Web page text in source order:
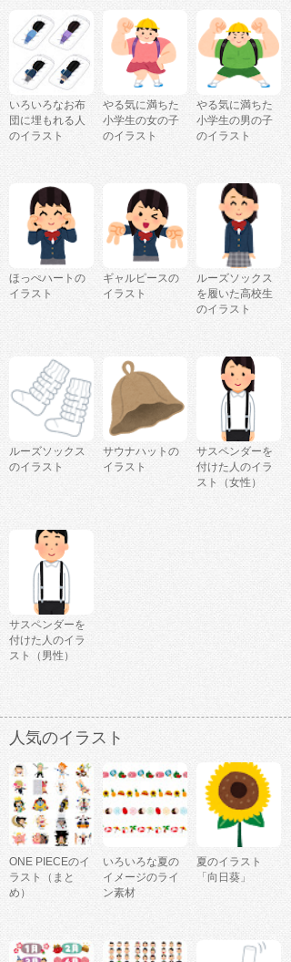
いろいろなお布
団に埋もれる人
のイラスト
やる気に満ちた
小学生の女の子
のイラスト
やる気に満ちた
小学生の男の子
のイラスト
ほっぺハートの
イラスト
ギャルピースの
イラスト
ルーズソックス
を履いた高校生
のイラスト
ルーズソックス
のイラスト
サウナハットの
イラスト
サスペンダーを
付けた人のイラ
スト（女性）
サスペンダーを
付けた人のイラ
スト（男性）
人気のイラスト
ONE PIECEのイ
ラスト（まと
め）
いろいろな夏の
イメージのライ
ン素材
夏のイラスト
「向日葵」